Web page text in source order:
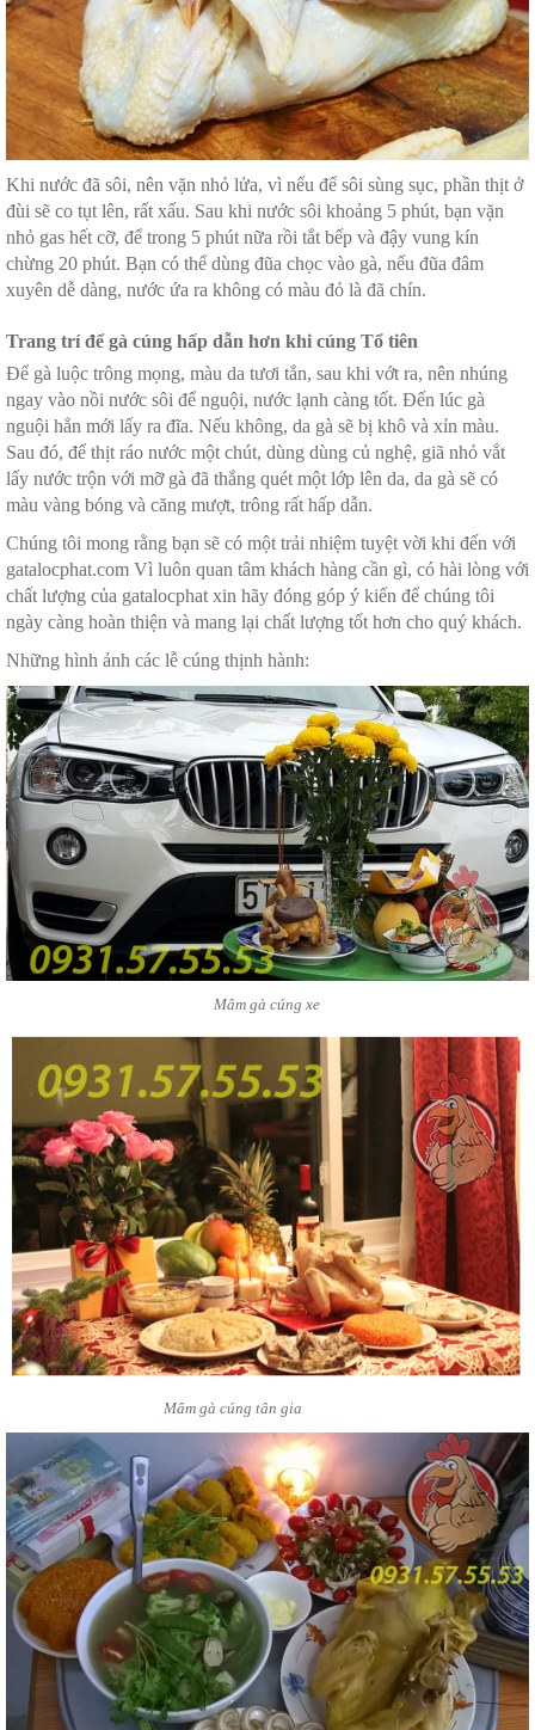
Khi nước đã sôi, nên vặn nhỏ lửa, vì nếu để sôi sùng sục, phần thịt ở
đùi sẽ co tụt lên, rất xấu. Sau khi nước sôi khoảng 5 phút, bạn vặn
nhỏ gas hết cỡ, để trong 5 phút nữa rồi tắt bếp và đậy vung kín
chừng 20 phút. Bạn có thể dùng đũa chọc vào gà, nếu đũa đâm
xuyên dễ dàng, nước ứa ra không có màu đỏ là đã chín.
Trang trí để gà cúng hấp dẫn hơn khi cúng Tổ tiên
Để gà luộc trông mọng, màu da tươi tắn, sau khi vớt ra, nên nhúng
ngay vào nồi nước sôi để nguội, nước lạnh càng tốt. Đến lúc gà
nguội hẳn mới lấy ra đĩa. Nếu không, da gà sẽ bị khô và xỉn màu.
Sau đó, để thịt ráo nước một chút, dùng dùng củ nghệ, giã nhỏ vắt
lấy nước trộn với mỡ gà đã thắng quét một lớp lên da, da gà sẽ có
màu vàng bóng và căng mượt, trông rất hấp dẫn.
Chúng tôi mong rằng bạn sẽ có một trải nhiệm tuyệt vời khi đến với
gatalocphat.com Vì luôn quan tâm khách hàng cần gì, có hài lòng với
chất lượng của gatalocphat xin hãy đóng góp ý kiến để chúng tôi
ngày càng hoàn thiện và mang lại chất lượng tốt hơn cho quý khách.
Những hình ảnh các lễ cúng thịnh hành:
Mâm gà cúng xe
Mâm gà cúng tân gia